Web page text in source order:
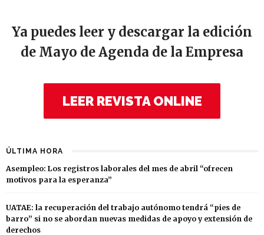
Ya puedes leer y descargar la edición
de Mayo de Agenda de la Empresa
LEER REVISTA ONLINE
ÚLTIMA HORA
Asempleo: Los registros laborales del mes de abril “ofrecen
motivos para la esperanza”
UATAE: la recuperación del trabajo autónomo tendrá “pies de
barro” si no se abordan nuevas medidas de apoyo y extensión de
derechos